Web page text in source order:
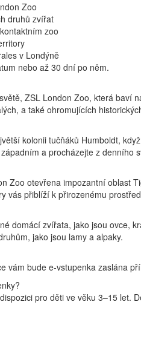
Zoo
druhů zvířat
zoo
v Londýně
nebo až 30 dní po něm.
ZSL London Zoo, která baví
a také ohromujících
kolonii tučňáků Humboldt,
a procházejte z denního
Zoo otevřena impozantní oblast
vás přiblíží k přirozenému
domácí zvířata, jako jsou ovce,
jako jsou lamy a alpaky.
vám bude e-vstupenka zaslána
pro děti ve věku 3–15 let.